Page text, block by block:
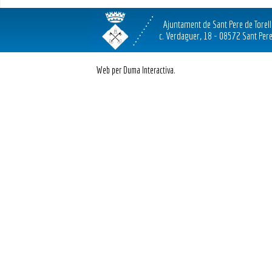
Ajuntament de Sant Pere de
c. Verdaguer, 18 - 08572 Sant
Web per Duma Interactiva.